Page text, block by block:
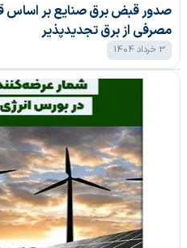
صدور قبض برق صنایع بر اساس
مصرفی از برق تجدیدپذیر
3 خرداد 1404